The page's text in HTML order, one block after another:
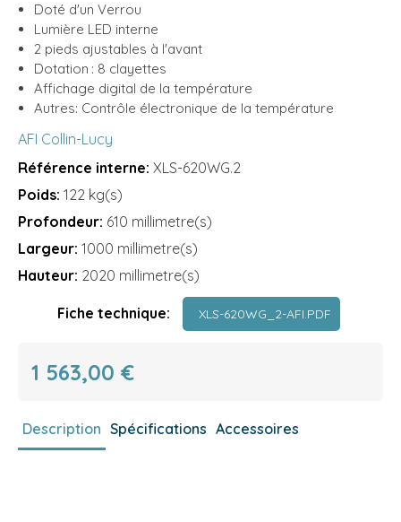
Doté d'un Verrou
Lumière LED interne
2 pieds ajustables à l'avant
Dotation : 8 clayettes
Affichage digital de la température
Autres: Contrôle électronique de la température
AFI Collin-Lucy
Référence interne: XLS-620WG.2
Poids: 122 kg(s)
Profondeur: 610 millimetre(s)
Largeur: 1000 millimetre(s)
Hauteur: 2020 millimetre(s)
Fiche technique: XLS-620WG_2-AFI.PDF
1 563,00 €
Description Spécifications Accessoires